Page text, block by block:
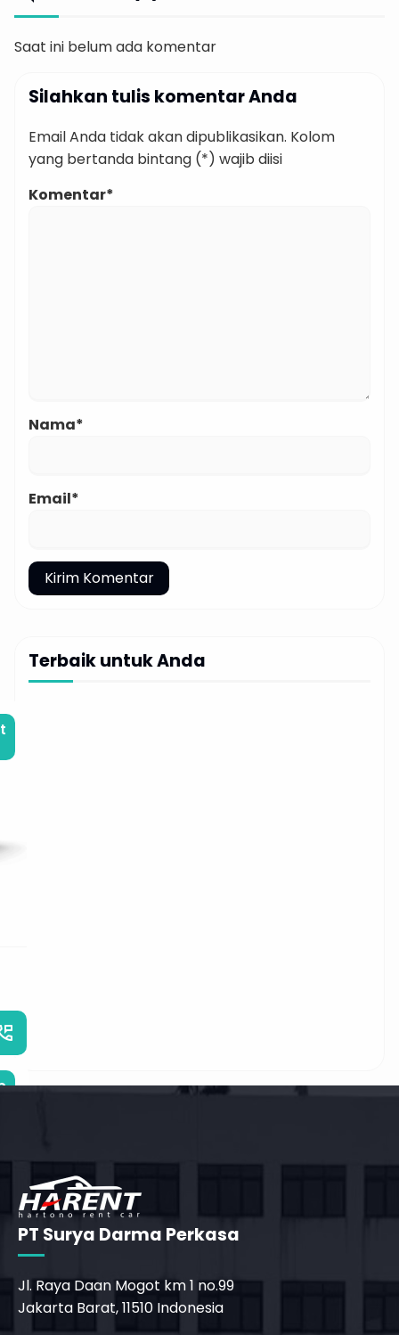
Saat ini belum ada komentar
Silahkan tulis komentar Anda
Email Anda tidak akan dipublikasikan. Kolom
yang bertanda bintang (*) wajib diisi
Komentar*
Nama*
Email*
Terbaik untuk Anda
PT Surya Darma Perkasa
Jl. Raya Daan Mogot km 1 no.99
Jakarta Barat, 11510 Indonesia